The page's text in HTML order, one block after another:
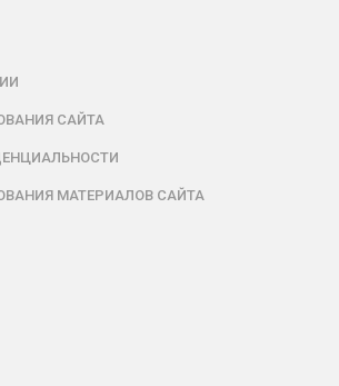
САЙТА
МАТЕРИАЛОВ САЙТА